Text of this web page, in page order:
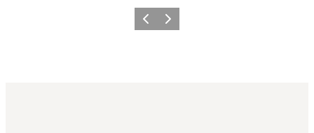
ForrigeNæste